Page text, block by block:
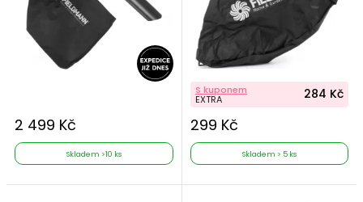
2 499 Kč
Skladem >10 ks
S kuponem
EXTRA 284 Kč
299 Kč
Skladem > 5 ks